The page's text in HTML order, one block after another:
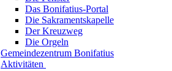
Das Bonifatius-Portal
Die Sakramentskapelle
Der Kreuzweg
Die Orgeln
Gemeindezentrum Bonifatius
Aktivitäten